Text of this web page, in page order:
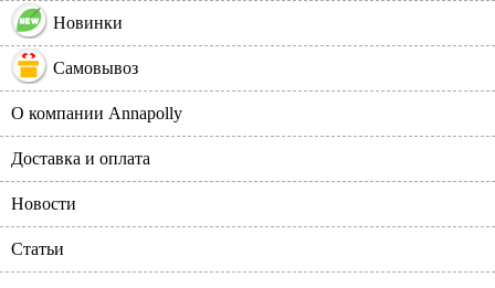
Новинки
Самовывоз
О компании Annapolly
Доставка и оплата
Новости
Статьи